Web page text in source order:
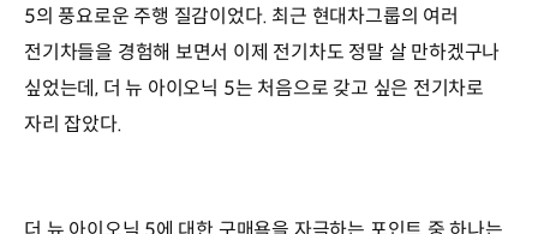
5의 풍요로운 주행 질감이었다. 최근 현대차그룹의 여러
전기차들을 경험해 보면서 이제 전기차도 정말 살 만하겠구나
싶었는데, 더 뉴 아이오닉 5는 처음으로 갖고 싶은 전기차로
자리 잡았다.